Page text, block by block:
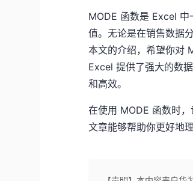
MODE 函数是 Excel 中
值。无论是在销售数据
本文的介绍，希望你对
Excel 提供了强大的数
和高效。
在使用 MODE 函数时
文章能够帮助你更好地